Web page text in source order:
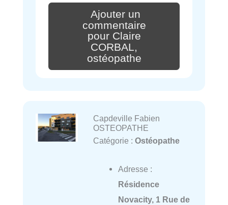
Ajouter un
commentaire
pour Claire
CORBAL,
ostéopathe
Capdeville Fabien
OSTEOPATHE
Catégorie : Ostéopathe
Adresse :
Résidence
Novacity, 1 Rue de